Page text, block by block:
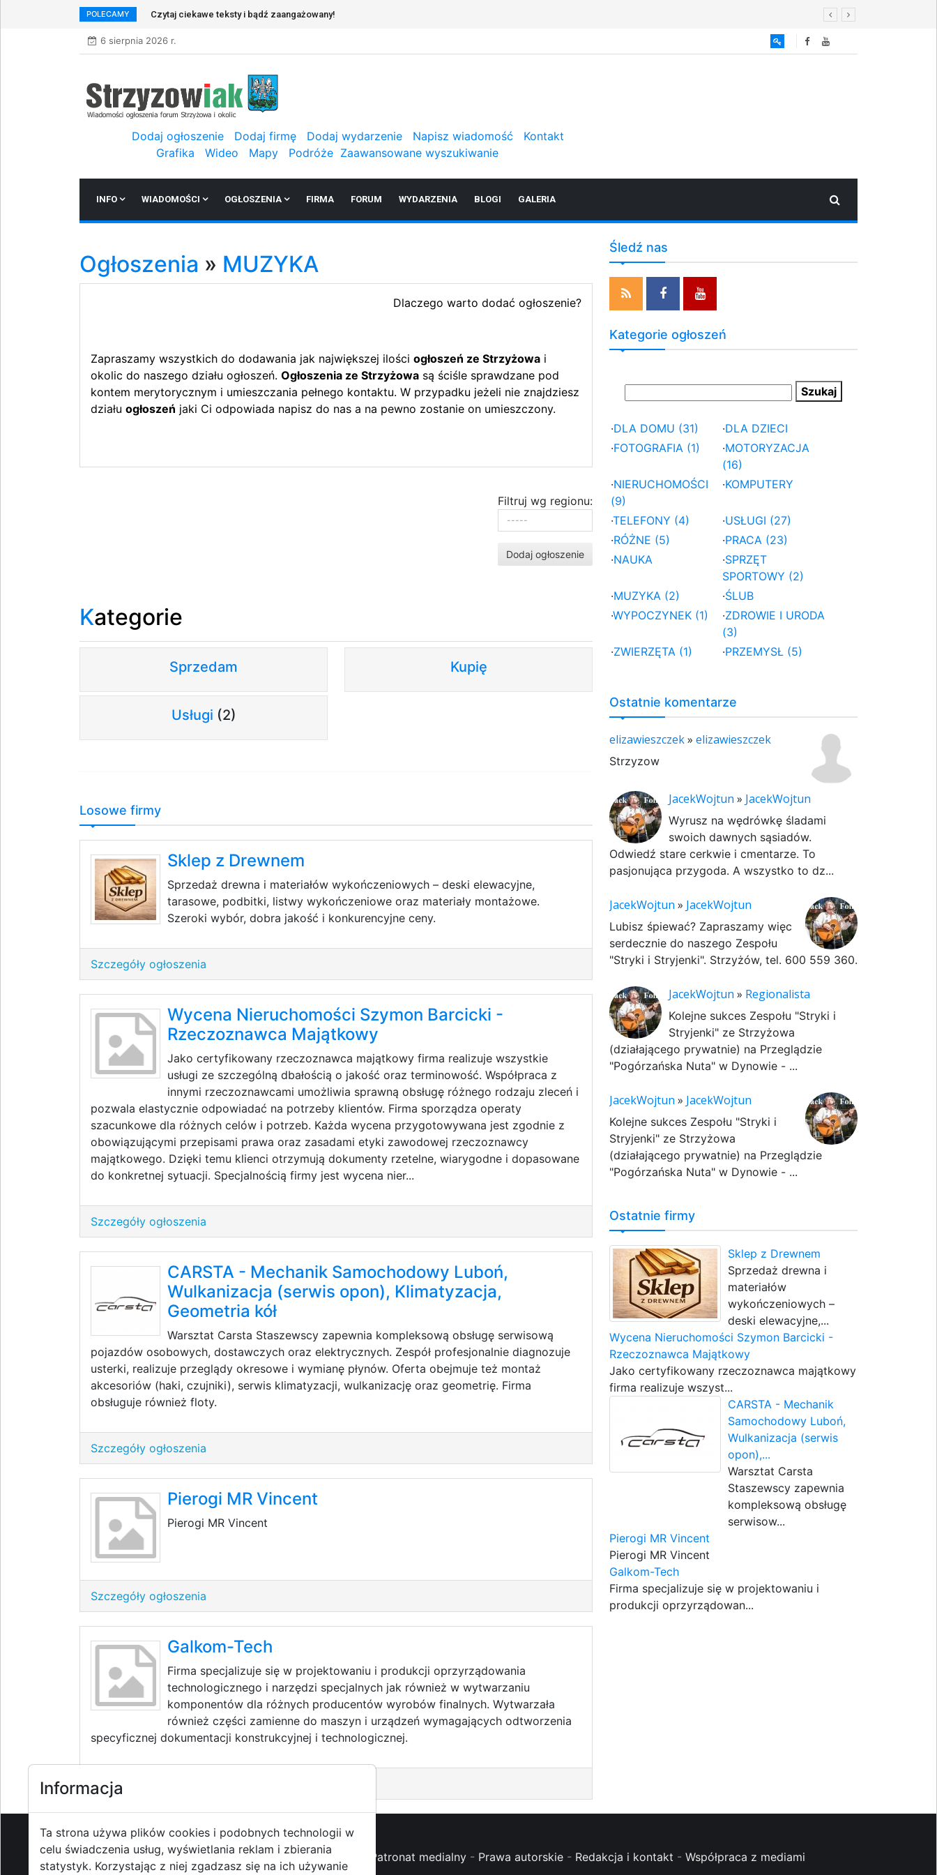
POLECAMY Czytaj ciekawe teksty i bądź zaangażowany!
6 sierpnia 2026 r.
Dodaj ogłoszenie Dodaj firmę Dodaj wydarzenie Napisz wiadomość
Kontakt
Grafika
Wideo Mapy Podróże Zaawansowane wyszukiwanie
INFO WIADOMOŚCI OGŁOSZENIA FIRMA FORUM WYDARZENIA BLOGI GALERIA
Ogłoszenia » MUZYKA
Dlaczego warto dodać ogłoszenie?
Zapraszamy wszystkich do dodawania jak największej ilości ogłoszeń ze Strzyżowa i
okolic do naszego działu ogłoszeń. Ogłoszenia ze Strzyżowa są ściśle sprawdzane pod
kontem merytorycznym i umieszczania pełnego kontaktu. W przypadku jeżeli nie znajdziesz
działu ogłoszeń jaki Ci odpowiada napisz do nas a na pewno zostanie on umieszczony.
Filtruj wg regionu:
Dodaj ogłoszenie
Kategorie
Sprzedam Kupię
Usługi (2)
Losowe firmy
Sklep z Drewnem
Sprzedaż drewna i materiałów wykończeniowych – deski elewacyjne,
tarasowe, podbitki, listwy wykończeniowe oraz materiały montażowe.
Szeroki wybór, dobra jakość i konkurencyjne ceny.
Szczegóły ogłoszenia
Wycena Nieruchomości Szymon Barcicki -
Rzeczoznawca Majątkowy
Jako certyfikowany rzeczoznawca majątkowy firma realizuje wszystkie
usługi ze szczególną dbałością o jakość oraz terminowość. Współpraca z
innymi rzeczoznawcami umożliwia sprawną obsługę różnego rodzaju zleceń i
pozwala elastycznie odpowiadać na potrzeby klientów. Firma sporządza operaty
szacunkowe dla różnych celów i potrzeb. Każda wycena przygotowywana jest zgodnie z
obowiązującymi przepisami prawa oraz zasadami etyki zawodowej rzeczoznawcy
majątkowego. Dzięki temu klienci otrzymują dokumenty rzetelne, wiarygodne i dopasowane
do konkretnej sytuacji. Specjalnością firmy jest wycena nier...
Szczegóły ogłoszenia
CARSTA - Mechanik Samochodowy Luboń,
Wulkanizacja (serwis opon), Klimatyzacja,
Geometria kół
Warsztat Carsta Staszewscy zapewnia kompleksową obsługę serwisową
pojazdów osobowych, dostawczych oraz elektrycznych. Zespół profesjonalnie diagnozuje
usterki, realizuje przeglądy okresowe i wymianę płynów. Oferta obejmuje też montaż
akcesoriów (haki, czujniki), serwis klimatyzacji, wulkanizację oraz geometrię. Firma
obsługuje również floty.
Szczegóły ogłoszenia
Pierogi MR Vincent
Pierogi MR Vincent
Szczegóły ogłoszenia
Galkom-Tech
Firma specjalizuje się w projektowaniu i produkcji oprzyrządowania
technologicznego i narzędzi specjalnych jak również w wytwarzaniu
komponentów dla różnych producentów wyrobów finalnych. Wytwarzała
również części zamienne do maszyn i urządzeń wymagających odtworzenia
specyficznej dokumentacji konstrukcyjnej i technologicznej.
Szczegóły ogłoszenia
Śledź nas
Kategorie ogłoszeń
·DLA DOMU (31) ·DLA DZIECI
·FOTOGRAFIA (1) ·MOTORYZACJA
(16)
·NIERUCHOMOŚCI
(9)
·KOMPUTERY
·TELEFONY (4) ·USŁUGI (27)
·RÓŻNE (5) ·PRACA (23)
·NAUKA ·SPRZĘT
SPORTOWY (2)
·MUZYKA (2) ·ŚLUB
·WYPOCZYNEK (1) ·ZDROWIE I URODA
(3)
·ZWIERZĘTA (1) ·PRZEMYSŁ (5)
Ostatnie komentarze
elizawieszczek» elizawieszczek
Strzyzow
JacekWojtun » JacekWojtun
Wyrusz na wędrówkę śladami
swoich dawnych sąsiadów.
Odwiedź stare cerkwie i cmentarze. To
pasjonująca przygoda. A wszystko to dz...
JacekWojtun » JacekWojtun
Lubisz śpiewać? Zapraszamy więc
serdecznie do naszego Zespołu
"Stryki i Stryjenki". Strzyżów, tel. 600 559 360.
JacekWojtun » Regionalista
Kolejne sukces Zespołu "Stryki i
Stryjenki" ze Strzyżowa
(działającego prywatnie) na Przeglądzie
"Pogórzańska Nuta" w Dynowie - ...
JacekWojtun » JacekWojtun
Kolejne sukces Zespołu "Stryki i
Stryjenki" ze Strzyżowa
(działającego prywatnie) na Przeglądzie
"Pogórzańska Nuta" w Dynowie - ...
Ostatnie firmy
Sklep z Drewnem
Sprzedaż drewna i
materiałów
wykończeniowych –
deski elewacyjne,...
Wycena Nieruchomości Szymon Barcicki -
Rzeczoznawca Majątkowy
Jako certyfikowany rzeczoznawca majątkowy
firma realizuje wszyst...
CARSTA - Mechanik
Samochodowy Luboń,
Wulkanizacja (serwis
opon),...
Warsztat Carsta
Staszewscy zapewnia
kompleksową obsługę
serwisow...
Pierogi MR Vincent
Pierogi MR Vincent
Galkom-Tech
Firma specjalizuje się w projektowaniu i
produkcji oprzyrządowan...
O strzyzowiak.pl-Reklama -Pomoc (FAQ) Patronat medialny - Prawa autorskie - Redakcja i kontakt - Współpraca z mediami
Informacja
Ta strona używa plików cookies i podobnych technologii w
celu świadczenia usług, wyświetlania reklam i zbierania
statystyk. Korzystając z niej zgadzasz się na ich używanie